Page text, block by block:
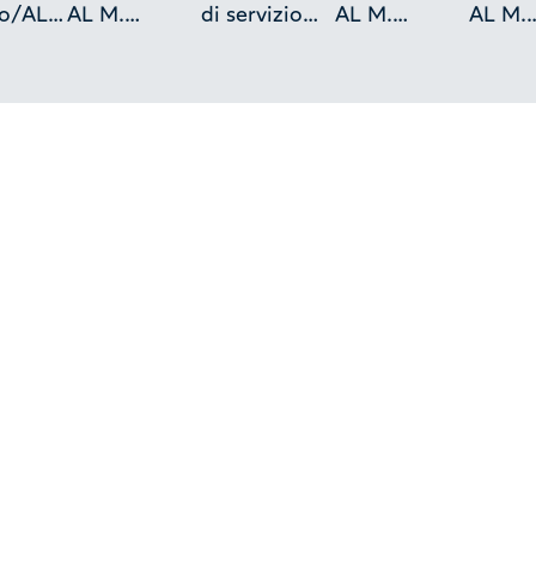
AL
AL M.
TERRENO/AL
di servizio
AL M.
servizio - 1:
AL M.
-/